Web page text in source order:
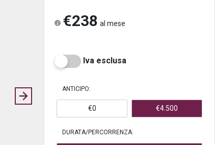
€238 al mese
Iva esclusa
ANTICIPO:
€0 €4.500
DURATA/PERCORRENZA: